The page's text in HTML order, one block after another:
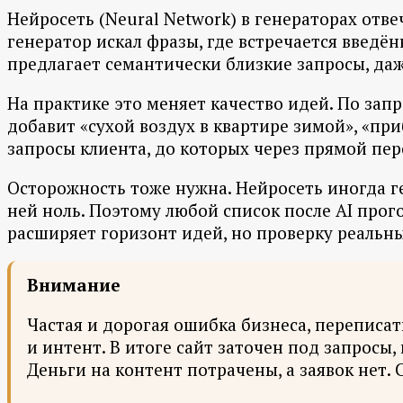
Нейросеть (Neural Network) в генераторах
генератор искал фразы, где встречается
предлагает семантически близкие запросы,
На практике это меняет качество идей. По
добавит «сухой воздух в квартире зимой»,
запросы клиента, до которых через прямой
Осторожность тоже нужна. Нейросеть иногда
ней ноль. Поэтому любой список после AI
расширяет горизонт идей, но проверку
Внимание
Частая и дорогая ошибка бизнеса,
и интент. В итоге сайт заточен под
Деньги на контент потрачены, а заявок нет.